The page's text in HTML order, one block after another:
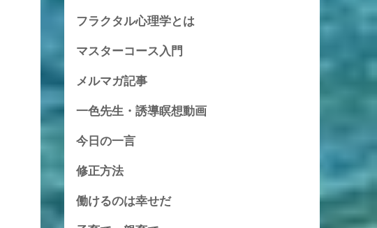
フラクタル心理学とは
マスターコース入門
メルマガ記事
一色先生・誘導瞑想動画
今日の一言
修正方法
働けるのは幸せだ